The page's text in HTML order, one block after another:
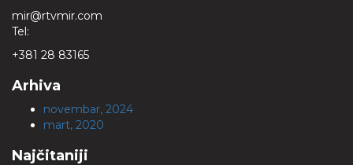
mir@rtvmir.com
Tel:
+381 28 83165
Arhiva
novembar, 2024
mart, 2020
Najčitaniji